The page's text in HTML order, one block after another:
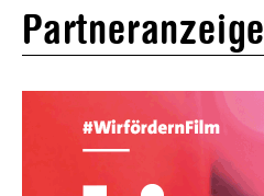
Partneranzeige